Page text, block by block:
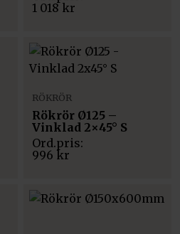
1 018 kr
RÖKRÖR
Rökrör Ø125 –
Vinklad 2×45° S
996 kr